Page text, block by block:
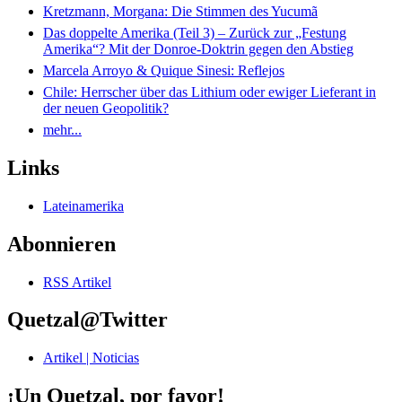
Kretzmann, Morgana: Die Stimmen des Yucumã
Das doppelte Amerika (Teil 3) – Zurück zur „Festung
Amerika“? Mit der Donroe-Doktrin gegen den Abstieg
Marcela Arroyo & Quique Sinesi: Reflejos
Chile: Herrscher über das Lithium oder ewiger Lieferant in
der neuen Geopolitik?
mehr...
Links
Lateinamerika
Abonnieren
RSS Artikel
Quetzal@Twitter
Artikel | Noticias
¡Un Quetzal, por favor!